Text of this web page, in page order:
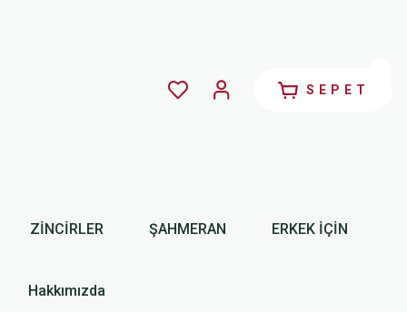
SEPET
ZİNCİRLER ŞAHMERAN ERKEK İÇİN
Hakkımızda